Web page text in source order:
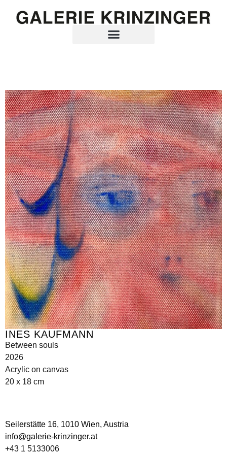
INES KAUFMANN
Between souls
2026
Acrylic on canvas
20 x 18 cm
Seilerstätte 16, 1010 Wien, Austria
info@galerie-krinzinger.at
+43 1 5133006